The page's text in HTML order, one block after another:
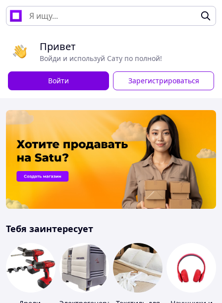
Привет
Войди и используй Сату по полной!
Войти Зарегистрироваться
Тебя заинтересует